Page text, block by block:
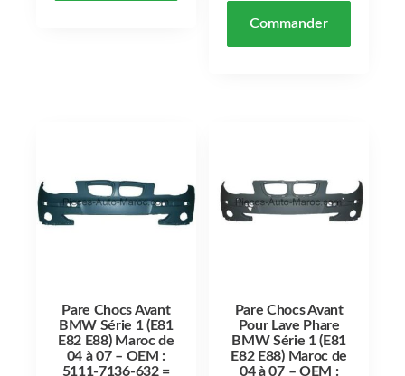
Commander
Pare Chocs Avant
BMW Série 1 (E81
E82 E88) Maroc de
04 à 07 – OEM :
5111-7136-632 =
Pare Chocs Avant
Pour Lave Phare
BMW Série 1 (E81
E82 E88) Maroc de
04 à 07 – OEM :